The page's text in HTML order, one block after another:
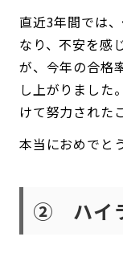
直近3年間では
なり、不安を感
が、今年の合格
し上がりました
けて努力された
本当におめでと
② ハイ